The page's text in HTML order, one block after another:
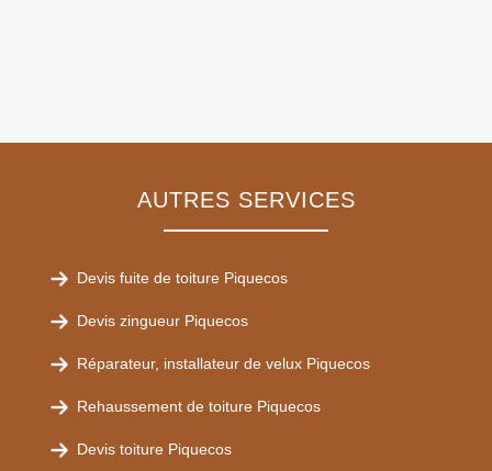
AUTRES SERVICES
Devis fuite de toiture Piquecos
Devis zingueur Piquecos
Réparateur, installateur de velux Piquecos
Rehaussement de toiture Piquecos
Devis toiture Piquecos